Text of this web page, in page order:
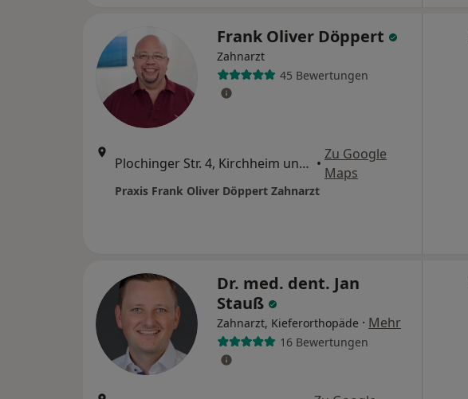
Frank Oliver Döppert
Zahnarzt
45 Bewertungen
Plochinger Str. 4, Kirchheim unter Teck •
Zu Google
Maps
Praxis Frank Oliver Döppert Zahnarzt
Dr. med. dent. Jan
Stauß
Zahnarzt, Kieferorthopäde · Mehr
16 Bewertungen